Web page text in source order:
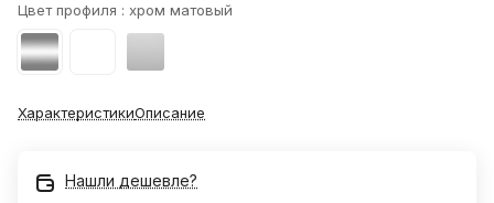
Цвет профиля : хром матовый
ХарактеристикиОписание
Нашли дешевле?